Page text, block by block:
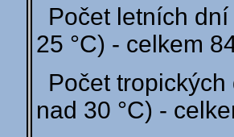
Počet letních
25 °C) - celkem
Počet
nad 30 °C) -